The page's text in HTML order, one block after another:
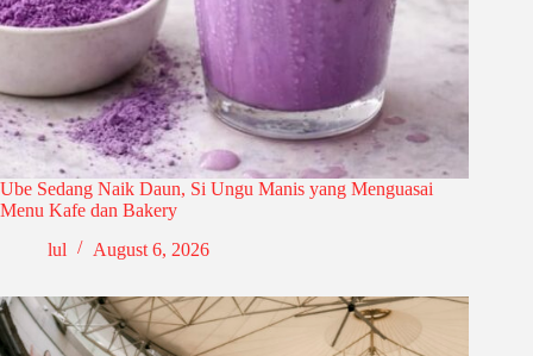
Ube Sedang Naik Daun, Si Ungu Manis yang Menguasai
Menu Kafe dan Bakery
lul
August 6, 2026